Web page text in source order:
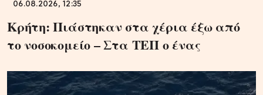
06.08.2026, 12:35
Κρήτη: Πιάστηκαν στα χέρια έξω από
το νοσοκομείο – Στα ΤΕΠ ο ένας